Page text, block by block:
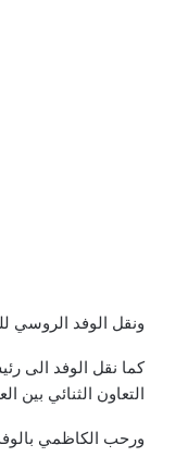
ونقل الوفد الروسي
كما نقل الوفد الى
التعاون الثنائي بين
ورحب الكاظمي